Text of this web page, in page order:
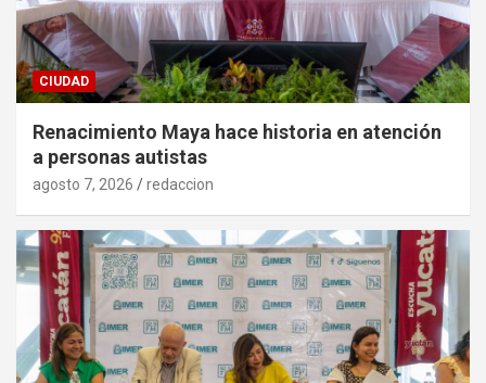
CIUDAD
Renacimiento Maya hace historia en atención
a personas autistas
agosto 7, 2026 redaccion